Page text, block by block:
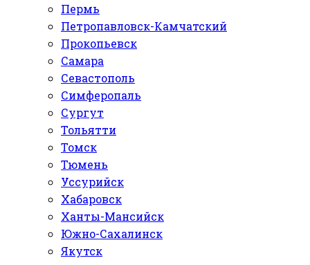
Пермь
Петропавловск-Камчатский
Прокопьевск
Самара
Севастополь
Симферопаль
Сургут
Тольятти
Томск
Тюмень
Уссурийск
Хабаровск
Ханты-Мансийск
Южно-Сахалинск
Якутск